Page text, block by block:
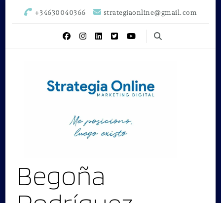
+34630040366 strategiaonline@gmail.com
Begoña